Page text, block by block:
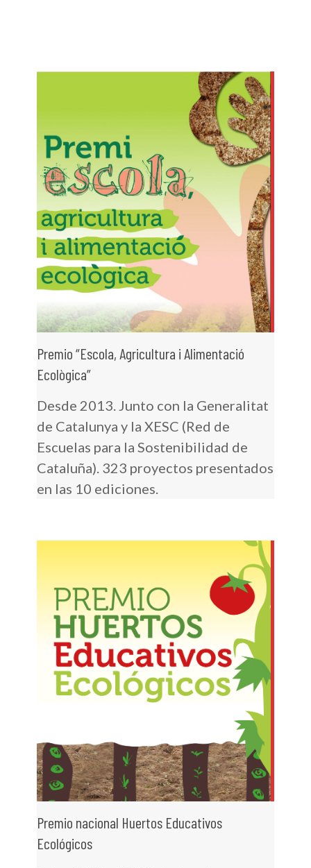
Premio “Escola, Agricultura i Alimentació
Ecològica”
Desde 2013. Junto con la Generalitat
de Catalunya y la XESC (Red de
Escuelas para la Sostenibilidad de
Cataluña). 323 proyectos presentados
en las 10 ediciones.
Premio nacional Huertos Educativos
Ecológicos